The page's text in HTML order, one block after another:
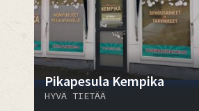
Pikapesula Kempika
HYVÄ TIETÄÄ